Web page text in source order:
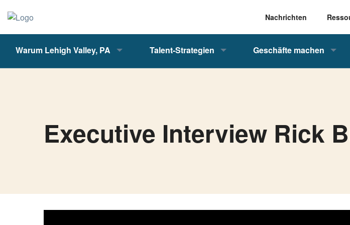
Nachrichten
Warum Lehigh Valley, PA Talent-Strategien Geschäfte machen
Executive Interview Rick